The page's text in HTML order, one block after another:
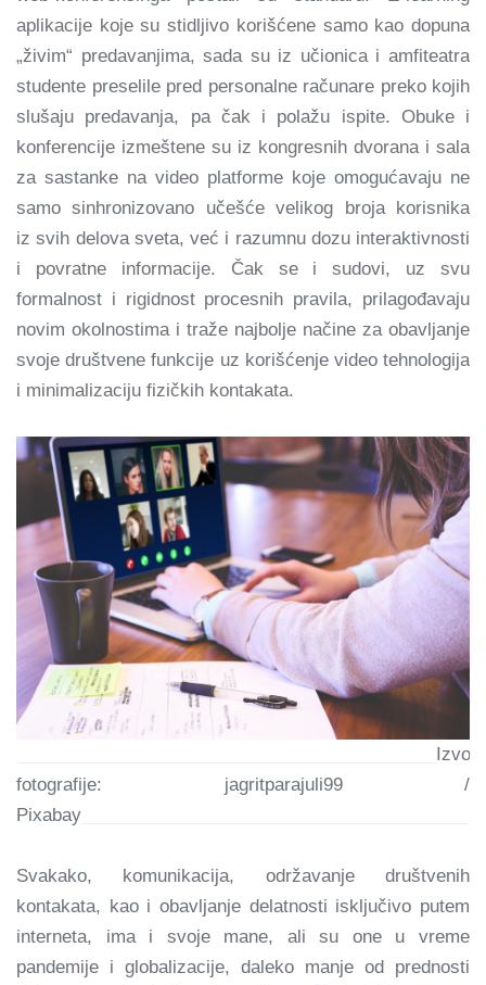
aplikacije koje su stidljivo korišćene samo kao dopuna
„živim“ predavanjima, sada su iz učionica i amfiteatra
studente preselile pred personalne računare preko kojih
slušaju predavanja, pa čak i polažu ispite. Obuke i
konferencije izmeštene su iz kongresnih dvorana i sala
za sastanke na video platforme koje omogućavaju ne
samo sinhronizovano učešće velikog broja korisnika
iz svih delova sveta, već i razumnu dozu interaktivnosti
i povratne informacije. Čak se i sudovi, uz svu
formalnost i rigidnost procesnih pravila, prilagođavaju
novim okolnostima i traže najbolje načine za obavljanje
svoje društvene funkcije uz korišćenje video tehnologija
i minimalizaciju fizičkih kontakata.
Izvor
fotografije: jagritparajuli99 /
Pixabay
Svakako, komunikacija, održavanje društvenih
kontakata, kao i obavljanje delatnosti isključivo putem
interneta, ima i svoje mane, ali su one u vreme
pandemije i globalizacije, daleko manje od prednosti